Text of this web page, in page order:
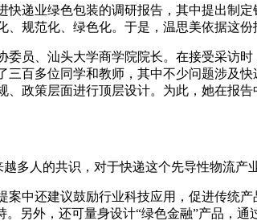
递业绿色包装的调研报告，其中提出制
规范化、绿色化。于是，温思美依据这
员、汕头大学商学院院长。在接受采访
百多位同学和教师，其中不少问题涉及
政策层面进行顶层设计。为此，她在报
多人的共识，对于快递这个先导性物流产
中还建议鼓励行业科技应用，促进传统
另外，还可量身设计“绿色金融”产品，